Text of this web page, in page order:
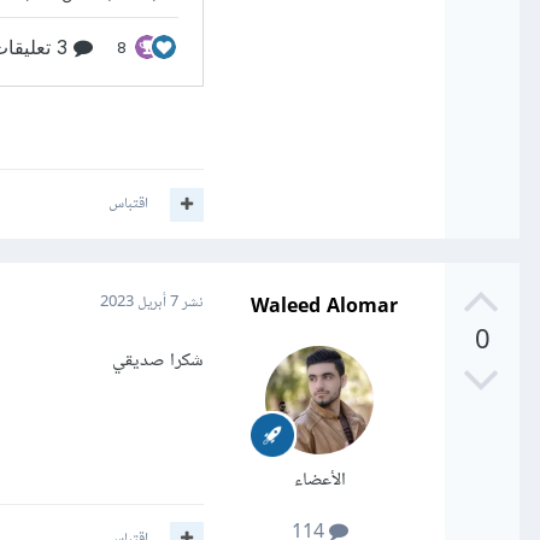
اقتباس
0
Waleed Alomar
الأعضاء
نشر7 أبريل 2023
شكرا صديقي